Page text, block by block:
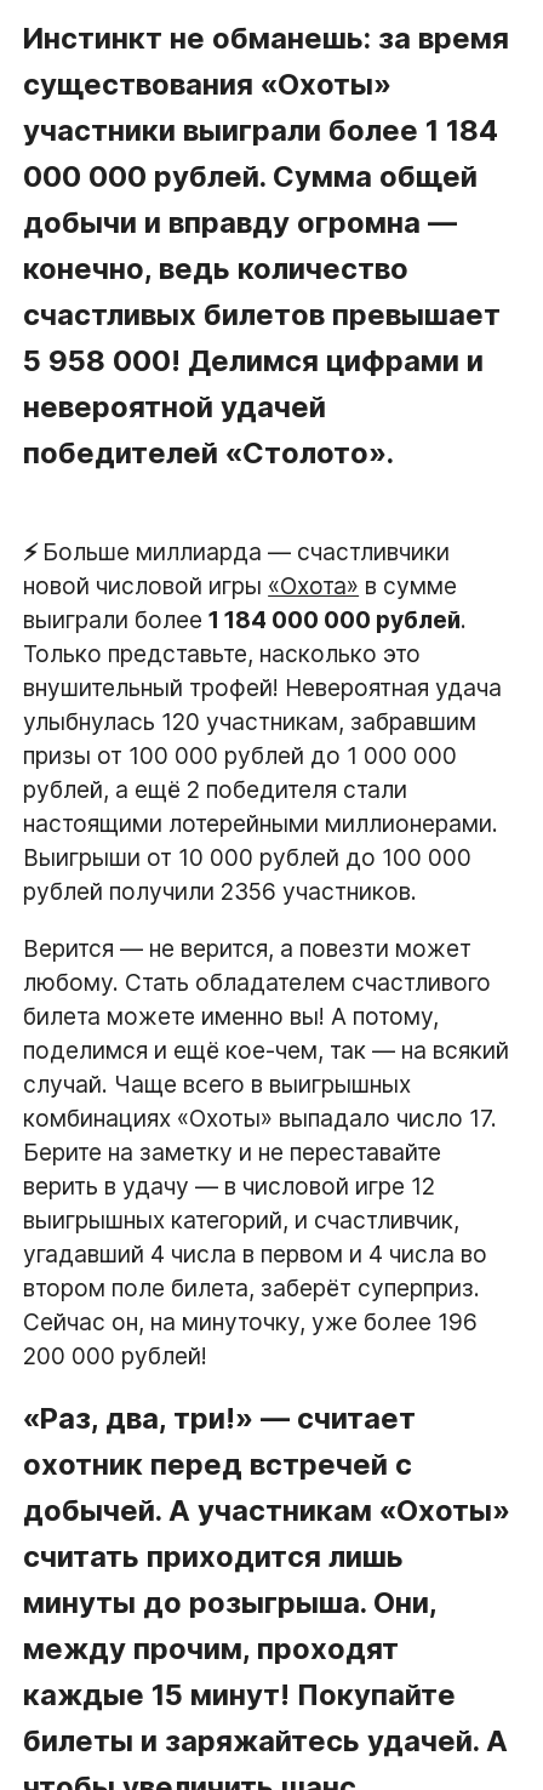
Инстинкт не обманешь: за время
существования «Охоты»
участники выиграли более 1 184
000 000 рублей. Сумма общей
добычи и вправду огромна —
конечно, ведь количество
счастливых билетов превышает
5 958 000! Делимся цифрами и
невероятной удачей
победителей «Столото».
⚡️ Больше миллиарда — счастливчики
новой числовой игры «Охота» в сумме
выиграли более1 184 000 000 рублей.
Только представьте, насколько это
внушительный трофей! Невероятная удача
улыбнулась 120 участникам, забравшим
призы от 100 000 рублей до 1 000 000
рублей, а ещё 2 победителя стали
настоящими лотерейными миллионерами.
Выигрыши от 10 000 рублей до 100 000
рублей получили 2356 участников.
Верится — не верится, а повезти может
любому. Стать обладателем счастливого
билета можете именно вы! А потому,
поделимся и ещё кое-чем, так — на всякий
случай. Чаще всего в выигрышных
комбинациях «Охоты» выпадало число 17.
Берите на заметку и не переставайте
верить в удачу — в числовой игре 12
выигрышных категорий, и счастливчик,
угадавший 4 числа в первом и 4 числа во
втором поле билета, заберёт суперприз.
Сейчас он, на минуточку, уже более 196
200 000 рублей!
«Раз, два, три!» — считает
охотник перед встречей с
добычей. А участникам «Охоты»
считать приходится лишь
минуты до розыгрыша. Они,
между прочим, проходят
каждые 15 минут! Покупайте
билеты и заряжайтесь удачей. А